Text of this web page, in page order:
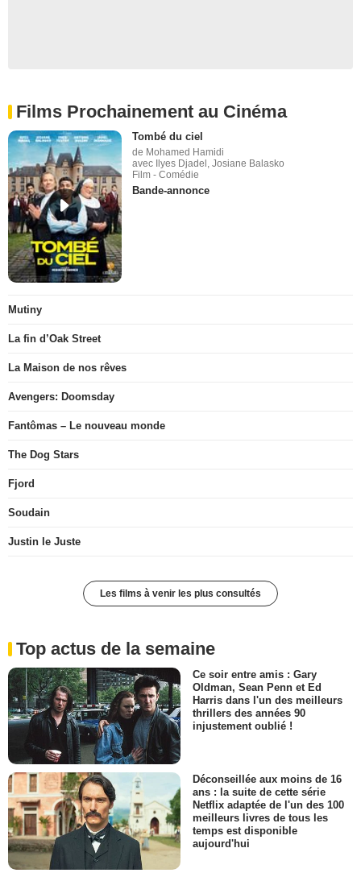
Films Prochainement au Cinéma
Tombé du ciel
de Mohamed Hamidi
avec Ilyes Djadel, Josiane Balasko
Film - Comédie
Bande-annonce
Mutiny
La fin d’Oak Street
La Maison de nos rêves
Avengers: Doomsday
Fantômas – Le nouveau monde
The Dog Stars
Fjord
Soudain
Justin le Juste
Les films à venir les plus consultés
Top actus de la semaine
Ce soir entre amis : Gary
Oldman, Sean Penn et Ed
Harris dans l'un des meilleurs
thrillers des années 90
injustement oublié !
Déconseillée aux moins de 16
ans : la suite de cette série
Netflix adaptée de l'un des 100
meilleurs livres de tous les
temps est disponible
aujourd'hui